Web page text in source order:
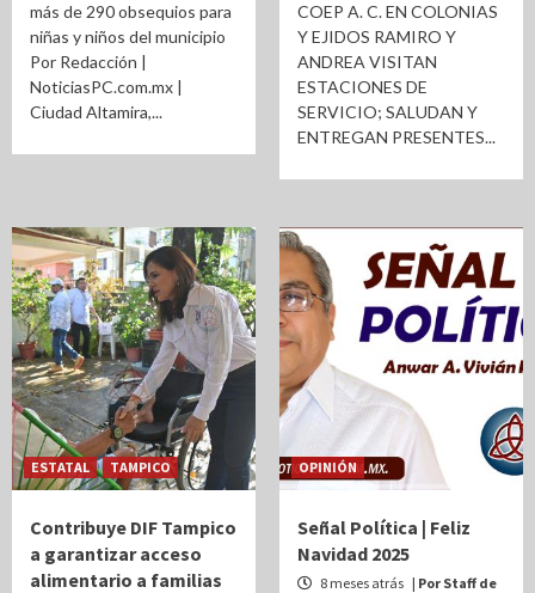
más de 290 obsequios para
niñas y niños del municipio
Por Redacción |
NoticiasPC.com.mx |
Ciudad Altamira,...
COEP A. C. EN COLONIAS
Y EJIDOS RAMIRO Y
ANDREA VISITAN
ESTACIONES DE
SERVICIO; SALUDAN Y
ENTREGAN PRESENTES...
ESTATAL TAMPICO
Contribuye DIF Tampico
a garantizar acceso
alimentario a familias
OPINIÓN
Señal Política | Feliz
Navidad 2025
8 meses atrás | Por Staff de